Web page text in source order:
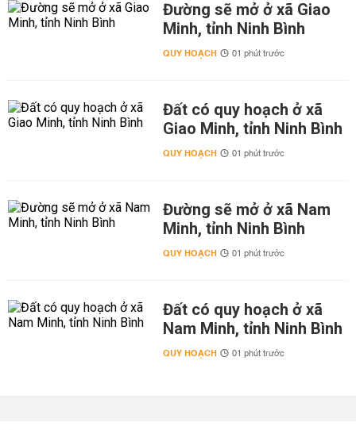
Đường sẽ mở ở xã Giao
Minh, tỉnh Ninh Bình
QUY HOẠCH 01 phút trước
Đất có quy hoạch ở xã
Giao Minh, tỉnh Ninh Bình
QUY HOẠCH 01 phút trước
Đường sẽ mở ở xã Nam
Minh, tỉnh Ninh Bình
QUY HOẠCH 01 phút trước
Đất có quy hoạch ở xã
Nam Minh, tỉnh Ninh Bình
QUY HOẠCH 01 phút trước